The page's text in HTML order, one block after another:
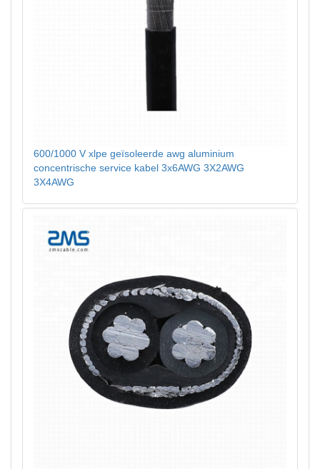
600/1000 V xlpe geïsoleerde awg aluminium
concentrische service kabel 3x6AWG 3X2AWG
3X4AWG